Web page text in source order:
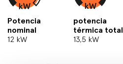
Potencia
nominal
12 kW
potencia
térmica total
13,5 kW